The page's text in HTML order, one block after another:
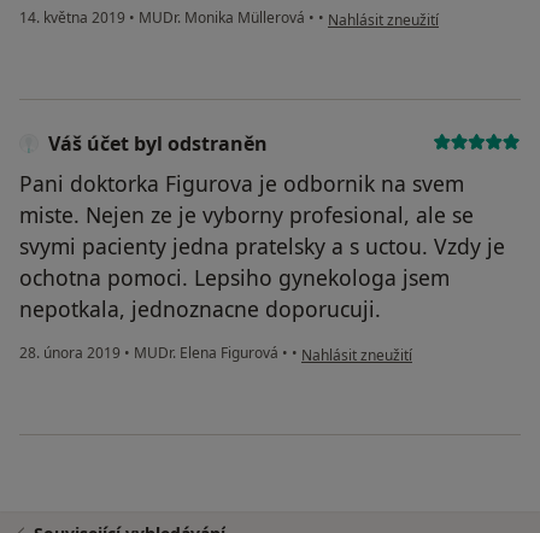
14. května 2019 • MUDr. Monika Müllerová • • podle názoru uživatele Váš
Nahlásit zneužití
Váš účet byl odstraněn
Pani doktorka Figurova je odbornik na svem
miste. Nejen ze je vyborny profesional, ale se
svymi pacienty jedna pratelsky a s uctou. Vzdy je
ochotna pomoci. Lepsiho gynekologa jsem
nepotkala, jednoznacne doporucuji.
28. února 2019 • MUDr. Elena Figurová • • podle názoru uživatele Váš účet
Nahlásit zneužití